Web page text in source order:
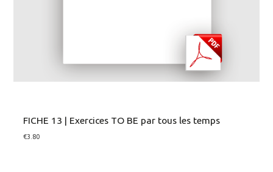
FICHE 13 | Exercices TO BE par tous les temps
€3.80